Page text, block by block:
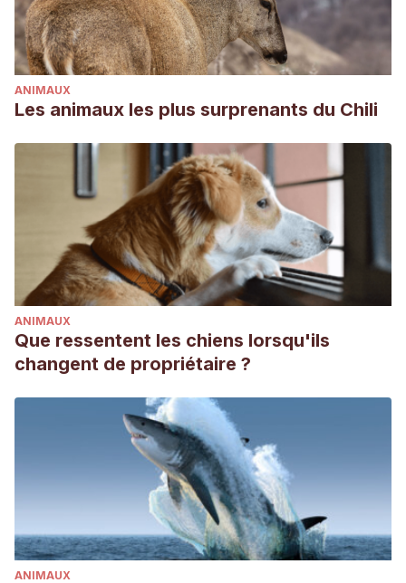
sufficient for successful egg incubation and early post‐
embryonic development in the marbled crayfish
(Procambarus virginalis). Freshwater Biology, 64(9), 1603-
1612.
ANIMAUX
Les animaux les plus surprenants du Chili
ANIMAUX
Que ressentent les chiens lorsqu'ils
changent de propriétaire ?
ANIMAUX